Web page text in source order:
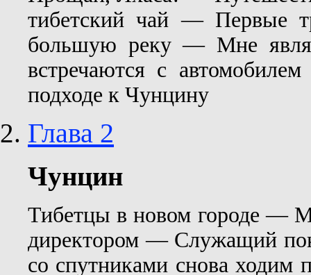
тибетский чай — Первые
большую реку — Мне
встречаются с
подходе к Чунцину
Глава 2
Чунцин
Тибетцы в новом городе —
директором — Служащий
со спутниками снова